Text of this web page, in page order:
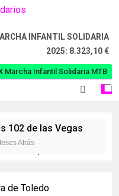
INFANTIL SOLIDARIA
2025: 8.323,10 €
Marcha Infantil Solidaria MTB
102 de las Vegas
Atrás
de los Buitres
de Toledo.